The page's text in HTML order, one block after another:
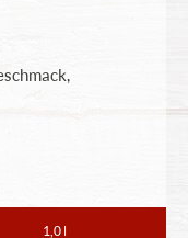
1,0 l